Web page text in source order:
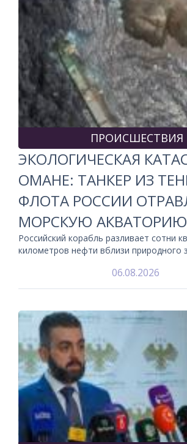
ПРОИСШЕСТВИЯ
ЭКОЛОГИЧЕСКАЯ
ОМАНЕ: ТАНКЕР ИЗ
ФЛОТА РОССИИ
МОРСКУЮ АКВАТОРИЮ
Российский корабль разливает сотни
километров нефти вблизи природного
06.08.2026